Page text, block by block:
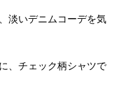
淡いデニムコーデを気
、チェック柄シャツで